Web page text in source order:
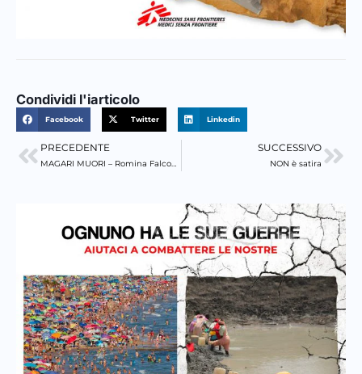
Condividi l'iarticolo
Facebook Twitter Linkedin
Precedente
PRECEDENTE
MAGARI MUORI – Romina Falconi feat TAFFO Funeral Services
SUCCESSIVO
NON è satira